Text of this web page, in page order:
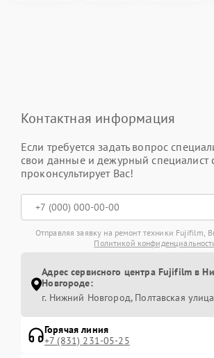
Контактная информация
Если требуется задать вопрос
свои данные и дежурный специалист
проконсультирует Вас!
Отправляя заявку на ремонт техники Fujifilm,
Политикой
Адрес сервисного центра Fujifilm в
Новгороде:
г. Нижний Новгород, Полтавская
Горячая линия
+7 (831) 231-05-25